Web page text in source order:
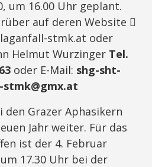
um 16.00 Uhr geplant.
auf deren Website 
stmk.at oder
Helmut Wurzinger Tel.
oder E-Mail: shg-sht-
den Grazer Aphasikern
Jahr weiter. Für das
ist der 4. Februar
17.30 Uhr bei der